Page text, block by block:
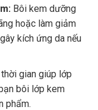
Bôi kem dưỡng
hoặc làm giảm
kích ứng da nếu
gian giúp lớp
bôi lớp kem
phẩm.